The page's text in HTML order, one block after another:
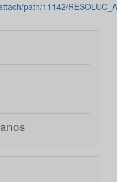
path/11142/